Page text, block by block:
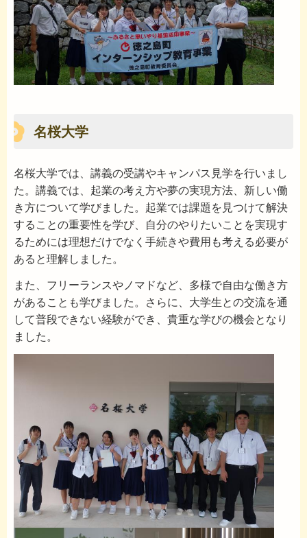
名桜大学
名桜大学では、講義の受講やキャンパス見学を行いまし
た。講義では、起業の考え方や夢の実現方法、新しい働
き方について学びました。起業では課題を見つけて解決
することの重要性を学び、自分のやりたいことを実現す
るためには理想だけでなく手続きや費用も考える必要が
あると理解しました。
また、フリーランスやノマドなど、多様で自由な働き方
があることも学びました。さらに、大学生との交流を通
して普段できない経験ができ、貴重な学びの機会となり
ました。